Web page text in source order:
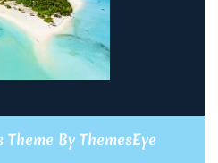
ThemeBy ThemesEye